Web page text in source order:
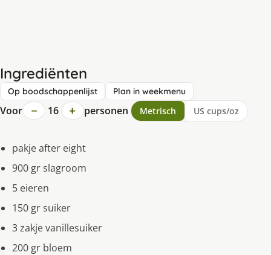
Ingrediënten
Op boodschappenlijst Plan in weekmenu
Voor − 16 + personen Metrisch US cups/oz
pakje after eight
900 gr slagroom
5 eieren
150 gr suiker
3 zakje vanillesuiker
200 gr bloem